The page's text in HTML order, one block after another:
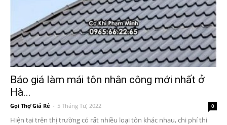
Báo giá làm mái tôn nhân công mới nhất ở
Hà...
Gọi Thợ Giá Rẻ - 5 Tháng Tư, 2022 0
Hiện tại trên thị trường có rất nhiều loại tôn khác nhau, chi phí thi